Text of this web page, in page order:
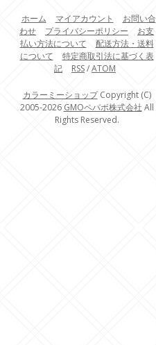
ホーム マイアカウント
お問い合
わせ
プライバシーポリシー
お支
払い方法について
配送方法・送料
について
特定商取引法に基づく表
記
RSS/ATOM
カラーミーショップCopyright (C)
2005-2026 GMOペパボ株式会社 All
Rights Reserved.